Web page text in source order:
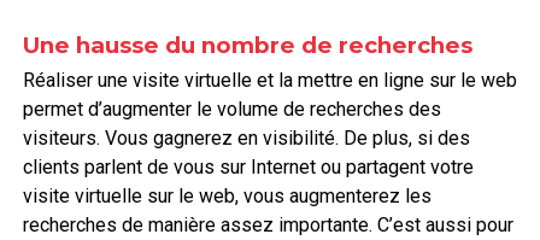
Une hausse du nombre de recherches
Réaliser une visite virtuelle et la mettre en ligne sur le web
permet d’augmenter le volume de recherches des
visiteurs. Vous gagnerez en visibilité. De plus, si des
clients parlent de vous sur Internet ou partagent votre
visite virtuelle sur le web, vous augmenterez les
recherches de manière assez importante. C’est aussi pour